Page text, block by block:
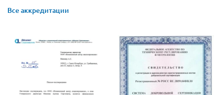
Все аккредитации